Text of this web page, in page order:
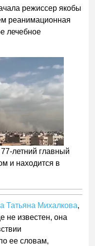
режиссер якобы
реанимационная
лечебное
77-летний главный
и находится в
Татьяна Михалкова,
не известен, она
ее словам,